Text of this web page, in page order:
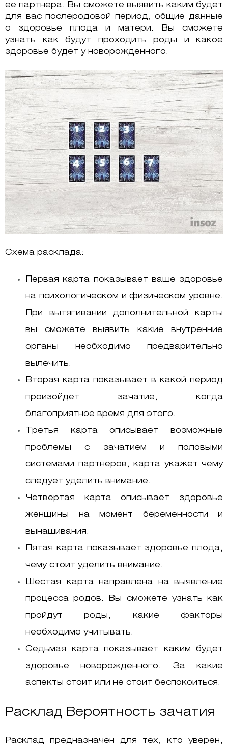
ее партнера. Вы сможете выявить каким будет
для вас послеродовой период, общие данные
о здоровье плода и матери. Вы сможете
узнать как будут проходить роды и какое
здоровье будет у новорожденного.
Схема расклада:
Первая карта показывает ваше здоровье
на психологическом и физическом уровне.
При вытягивании дополнительной карты
вы сможете выявить какие внутренние
органы необходимо предварительно
вылечить.
Вторая карта показывает в какой период
произойдет зачатие, когда
благоприятное время для этого.
Третья карта описывает возможные
проблемы с зачатием и половыми
системами партнеров, карта укажет чему
следует уделить внимание.
Четвертая карта описывает здоровье
женщины на момент беременности и
вынашивания.
Пятая карта показывает здоровье плода,
чему стоит уделить внимание.
Шестая карта направлена на выявление
процесса родов. Вы сможете узнать как
пройдут роды, какие факторы
необходимо учитывать.
Седьмая карта показывает каким будет
здоровье новорожденного. За какие
аспекты стоит или не стоит беспокоиться.
Расклад Вероятность зачатия
Расклад предназначен для тех, кто уверен,